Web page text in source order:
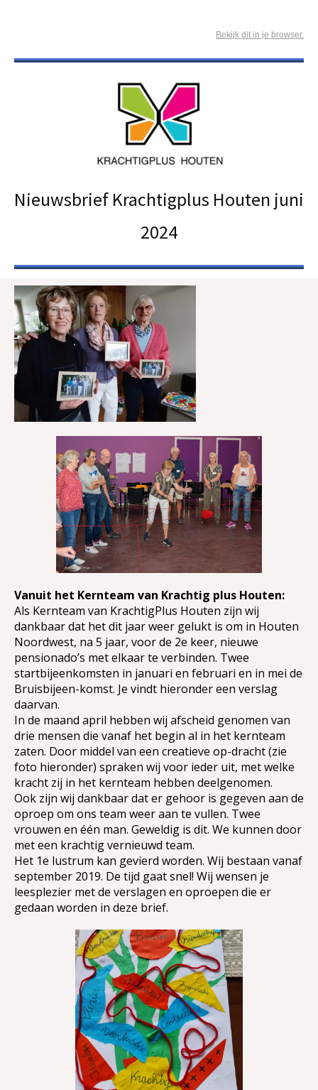
Bekijk dit in je browser.
Nieuwsbrief Krachtigplus Houten juni
2024
Vanuit het Kernteam van Krachtig plus Houten:
Als Kernteam van KrachtigPlus Houten zijn wij
dankbaar dat het dit jaar weer gelukt is om in Houten
Noordwest, na 5 jaar, voor de 2e keer, nieuwe
pensionado’s met elkaar te verbinden. Twee
startbijeenkomsten in januari en februari en in mei de
Bruisbijeen-komst. Je vindt hieronder een verslag
daarvan.
In de maand april hebben wij afscheid genomen van
drie mensen die vanaf het begin al in het kernteam
zaten. Door middel van een creatieve op-dracht (zie
foto hieronder) spraken wij voor ieder uit, met welke
kracht zij in het kernteam hebben deelgenomen.
Ook zijn wij dankbaar dat er gehoor is gegeven aan de
oproep om ons team weer aan te vullen. Twee
vrouwen en één man. Geweldig is dit. We kunnen door
met een krachtig vernieuwd team.
Het 1e lustrum kan gevierd worden. Wij bestaan vanaf
september 2019. De tijd gaat snel! Wij wensen je
leesplezier met de verslagen en oproepen die er
gedaan worden in deze brief.